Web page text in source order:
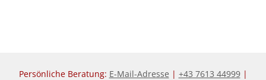
Persönliche Beratung: E-Mail-Adresse | +43 7613 44999|